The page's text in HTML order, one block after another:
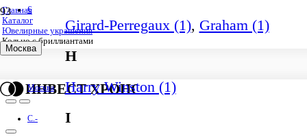
€
Москва
Москва
С.-
Girard-Perregaux (1), Graham (1)
H
Harry Winston (1)
I
ИНВЕСТ ХРОНО
Главная
Каталог
Ювелирные украшения
Кольцо с бриллиантами